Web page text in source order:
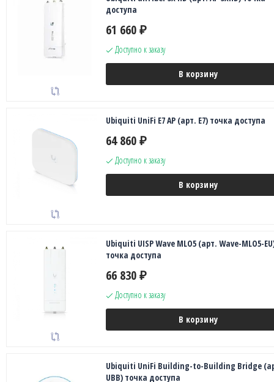
доступа
61 660 ₽
Доступно к заказу
В корзину
Ubiquiti UniFi E7 AP (арт. E7) точка доступа
64 860 ₽
Доступно к заказу
В корзину
Ubiquiti UISP Wave MLO5 (арт. Wave-MLO5-
точка доступа
66 830 ₽
Доступно к заказу
В корзину
Ubiquiti UniFi Building-to-Building Bridge
UBB) точка доступа